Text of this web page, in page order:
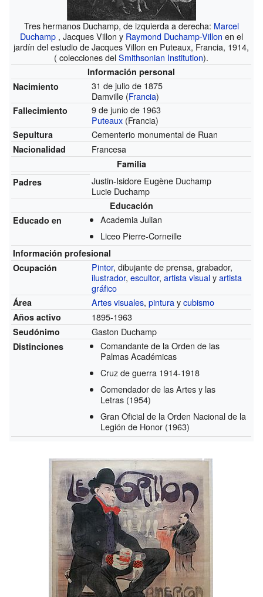
Tres hermanos Duchamp, de izquierda a derecha: Marcel
Duchamp, Jacques Villon y Raymond Duchamp-Villon en el
jardín del estudio de Jacques Villon en Puteaux, Francia, 1914,
( colecciones delSmithsonian Institution).
Información personal
Nacimiento
31 de julio de 1875
Damville (Francia)
Fallecimiento
9 de junio de 1963
Puteaux (Francia)
Sepultura Cementerio monumental de Ruan
Nacionalidad Francesa
Familia
Padres
Justin-Isidore Eugène Duchamp
Lucie Duchamp
Educación
Educado en
Academia Julian
Liceo Pierre-Corneille
Información profesional
Ocupación
Pintor, dibujante de prensa, grabador,
ilustrador,escultor,artista visualyartista
gráfico
Área Artes visuales,pinturaycubismo
Años activo 1895-1963
Seudónimo Gaston Duchamp
Distinciones
Comandante de la Orden de las
Palmas Académicas
Cruz de guerra 1914-1918
Comendador de las Artes y las
Letras (1954)
Gran Oficial de la Orden Nacional de la
Legión de Honor (1963)